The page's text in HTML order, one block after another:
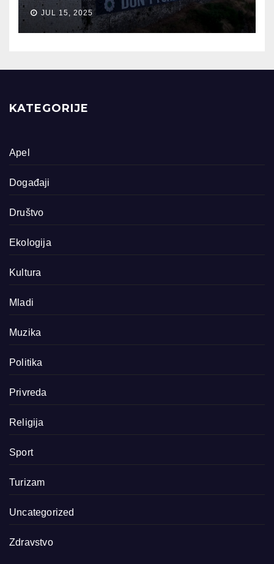
JUL 15, 2025
KATEGORIJE
Apel
Događaji
Društvo
Ekologija
Kultura
Mladi
Muzika
Politika
Privreda
Religija
Sport
Turizam
Uncategorized
Zdravstvo